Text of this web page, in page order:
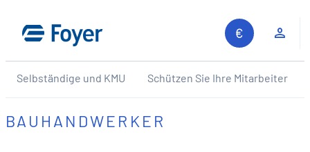
Inhalt
springen
Selbständige und KMU Schützen Sie Ihre Mitarbeiter
BAUHANDWERKER